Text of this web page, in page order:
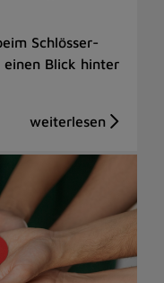
Schlösser-
einen Blick hinter